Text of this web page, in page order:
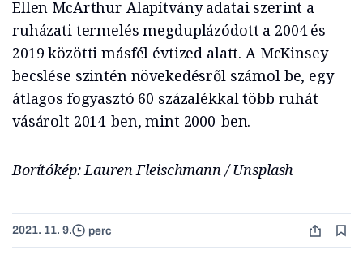
Ellen McArthur Alapítvány adatai szerint a
ruházati termelés megduplázódott a 2004 és
2019 közötti másfél évtized alatt. A McKinsey
becslése szintén növekedésről számol be, egy
átlagos fogyasztó 60 százalékkal több ruhát
vásárolt 2014-ben, mint 2000-ben.
Borítókép: Lauren Fleischmann / Unsplash
2021. 11. 9. perc